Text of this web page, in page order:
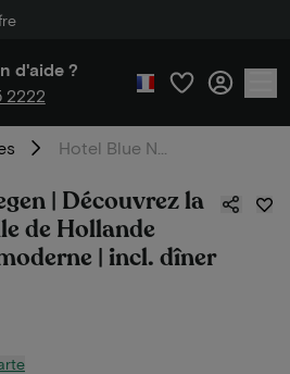
d'aide ?
2222
| Découvrez la
de Hollande
| incl. dîner